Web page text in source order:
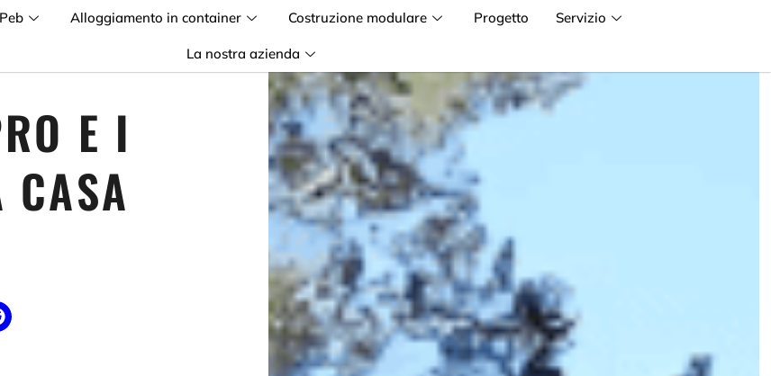
Alloggiamento in container Costruzione modulare Progetto Servizio
La nostra azienda
E I
CASA